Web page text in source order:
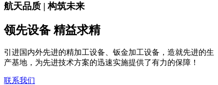
航天品质 | 构筑未来
领先设备 精益求精
引进国内外先进的精加工设备、钣金加工设备，造就先进的生
产基地，为先进技术方案的迅速实施提供了有力的保障！
联系我们